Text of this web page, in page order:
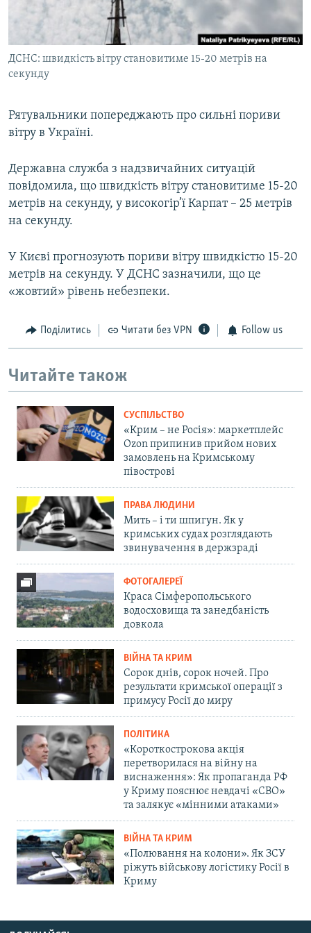
ВІДЕОУРОКИ «ELIFBE»
СВІДЧЕННЯ ОКУПАЦІЇ
УКРАЇНСЬКА ПРОБЛЕМА КРИМУ
Русский
Qırımtatar
ДСНС: швидкість вітру становитиме 15-20 метрів на
секунду
Рятувальники попереджають про сильні пориви
вітру в Україні.
Державна служба з надзвичайних ситуацій
повідомила, що швидкість вітру становитиме 15-20
метрів на секунду, у високогір’ї Карпат – 25 метрів
на секунду.
У Києві прогнозують пориви вітру швидкістю 15-20
метрів на секунду. У ДСНС зазначили, що це
«жовтий» рівень небезпеки.
Поділитись Читати без VPN Follow us
Читайте також
СУСПІЛЬСТВО
«Крим – не Росія»: маркетплейс
Ozon припинив прийом нових
замовлень на Кримському
півострові
ПРАВА ЛЮДИНИ
Мить – і ти шпигун. Як у
кримських судах розглядають
звинувачення в держзраді
ФОТОГАЛЕРЕЇ
Краса Сімферопольського
водосховища та занедбаність
довкола
ВІЙНА ТА КРИМ
Сорок днів, сорок ночей. Про
результати кримської операції з
примусу Росії до миру
ПОЛІТИКА
«Короткострокова акція
перетворилася на війну на
виснаження»: Як пропаганда РФ
у Криму пояснює невдачі «СВО»
та залякує «мінними атаками»
ВІЙНА ТА КРИМ
«Полювання на колони». Як ЗСУ
ріжуть військову логістику Росії в
Криму